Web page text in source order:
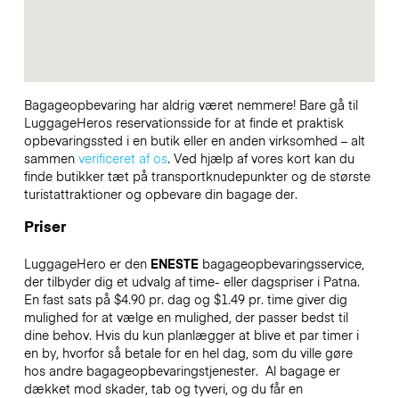
Bagageopbevaring har aldrig været nemmere! Bare gå til
LuggageHeros reservationsside for at finde et praktisk
opbevaringssted i en butik eller en anden virksomhed – alt
sammen verificeret af os. Ved hjælp af vores kort kan du
finde butikker tæt på transportknudepunkter og de største
turistattraktioner og opbevare din bagage der.
Priser
LuggageHero er den ENESTEbagageopbevaringsservice,
der tilbyder dig et udvalg af time- eller dagspriser i Patna.
En fast sats på $4.90 pr. dag og $1.49 pr. time giver dig
mulighed for at vælge en mulighed, der passer bedst til
dine behov. Hvis du kun planlægger at blive et par timer i
en by, hvorfor så betale for en hel dag, som du ville gøre
hos andre bagageopbevaringstjenester. Al bagage er
dækket mod skader, tab og tyveri, og du får en